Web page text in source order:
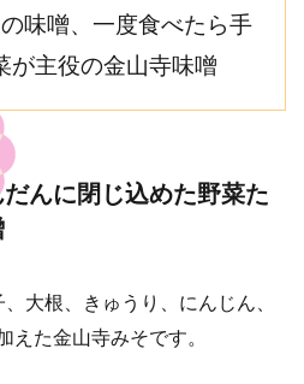
味噌、一度食べたら手
が主役の金山寺味噌
んに閉じ込めた野菜た
大根、きゅうり、にんじん、
えた金山寺みそです。